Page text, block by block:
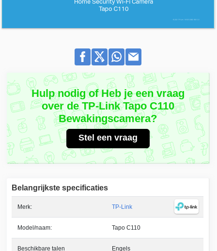
Hulp nodig of Heb je een vraag
over de TP-Link Tapo C110
Bewakingscamera?
Stel een vraag
Belangrijkste specificaties
Merk: TP-Link
Model/naam: Tapo C110
Beschikbare talen Engels